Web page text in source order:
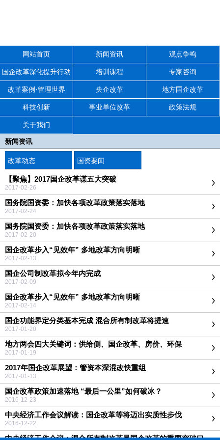
网站首页 新闻资讯 观点争鸣
国企改革深化提升行动 培训课程 专家咨询
改革案例·管理世界 央企改革 地方国企改革
科技创新 事业单位改革 政策法规
关于我们
新闻资讯
改革动态 国资要闻
【聚焦】2017国企改革谋五大突破
2017-02-26
国务院国资委：加快各项改革政策落实落地
2017-02-24
国务院国资委：加快各项改革政策落实落地
2017-02-20
国企改革步入“见效年” 多地改革方向明晰
2017-02-13
国企公司制改革拟今年内完成
2017-02-09
国企改革步入“见效年” 多地改革方向明晰
2017-02-14
国企功能界定分类基本完成 混合所有制改革将提速
2017-01-20
地方两会四大关键词：供给侧、国企改革、房价、环保
2017-01-19
2017年国企改革展望：管资本深混改快重组
2017-01-13
国企改革政策加速落地 “最后一公里”如何破冰？
2016-12-23
中央经济工作会议解读：国企改革等将迈出实质性步伐
2016-12-22